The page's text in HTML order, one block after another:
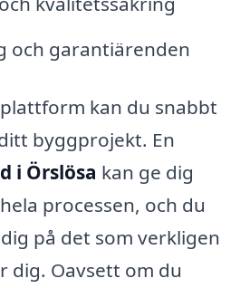
och garantiärenden
kan du snabbt
byggprojekt. En
i Örslösa kan ge dig
processen, och du
på det som verkligen
dig. Oavsett om du